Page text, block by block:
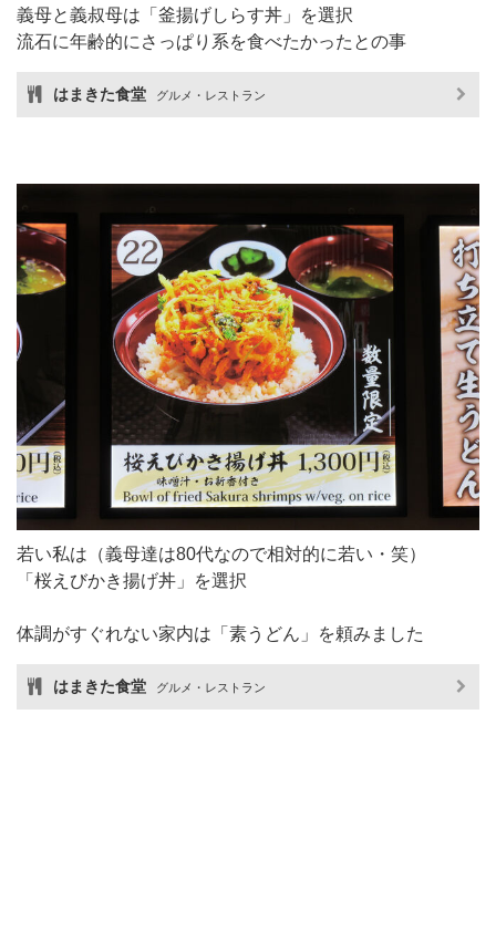
義母と義叔母は「釜揚げしらす丼」を選択
流石に年齢的にさっぱり系を食べたかったとの事
はまきた食堂 グルメ・レストラン
若い私は（義母達は80代なので相対的に若い・笑）
「桜えびかき揚げ丼」を選択
体調がすぐれない家内は「素うどん」を頼みました
はまきた食堂 グルメ・レストラン